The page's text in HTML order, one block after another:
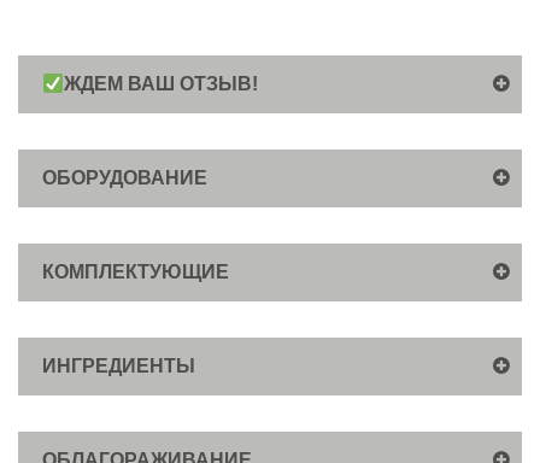
ЖДЕМ ВАШ ОТЗЫВ!
ОБОРУДОВАНИЕ
КОМПЛЕКТУЮЩИЕ
ИНГРЕДИЕНТЫ